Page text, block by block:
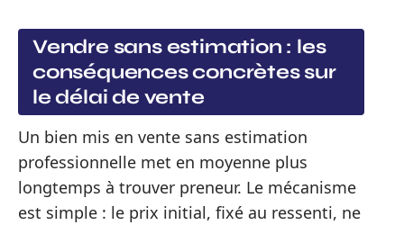
Vendre sans estimation : les
conséquences concrètes sur
le délai de vente
Un bien mis en vente sans estimation
professionnelle met en moyenne plus
longtemps à trouver preneur. Le mécanisme
est simple : le prix initial, fixé au ressenti, ne